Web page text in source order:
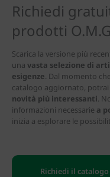
Richiedi
prodotti
Scarica la versione più
una vasta selezione di
esigenze . Dal momento
catalogo aggiornato,
novità più interessanti .
informazioni necessarie a
inizia a esplorare le
Richiedi il catalogo